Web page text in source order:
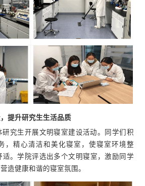
提升研究生生活品质
研究生开展文明寝室建设活动。同学们积
，精心清洁和美化寝室，使寝室环境整
。学院评选出多个文明寝室，激励同学
造健康和谐的寝室氛围。